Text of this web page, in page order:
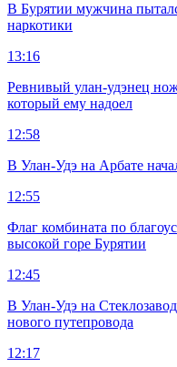
В Бурятии мужчина
наркотики
13:16
Ревнивый улан-удэнец
который ему надоел
12:58
В Улан-Удэ на Арбате
12:55
Флаг комбината по
высокой горе Бурятии
12:45
В Улан-Удэ на
нового путепровода
12:17